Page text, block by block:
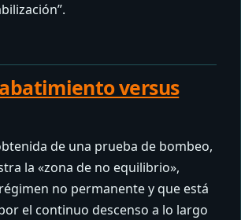
versus
de una prueba de bombeo,
la «zona de no equilibrio»,
no permanente y que está
el continuo descenso a lo largo